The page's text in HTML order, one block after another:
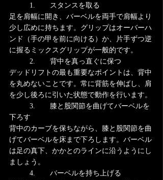
	1.	スタンスを取る
足を肩幅に開き、バーベルを両手で肩幅より
少し広めに持ちます。グリップはオーバーハ
ンド（手の甲を前に向ける）か、片手ずつ逆
に握るミックスグリップが一般的です。
	2.	背中を真っ直ぐに保つ
デッドリフトの最も重要なポイントは、背中
を丸めないことです。常に背筋を伸ばし、肩
を少し後ろに引いた状態で動作を行います。
下ろす
背中のカーブを保ちながら、膝と股関節を曲
げてバーベルを床まで下ろします。バーベル
は足の真下、かかとのラインに沿うようにし
ましょう。
	4.	バーベルを持ち上げる